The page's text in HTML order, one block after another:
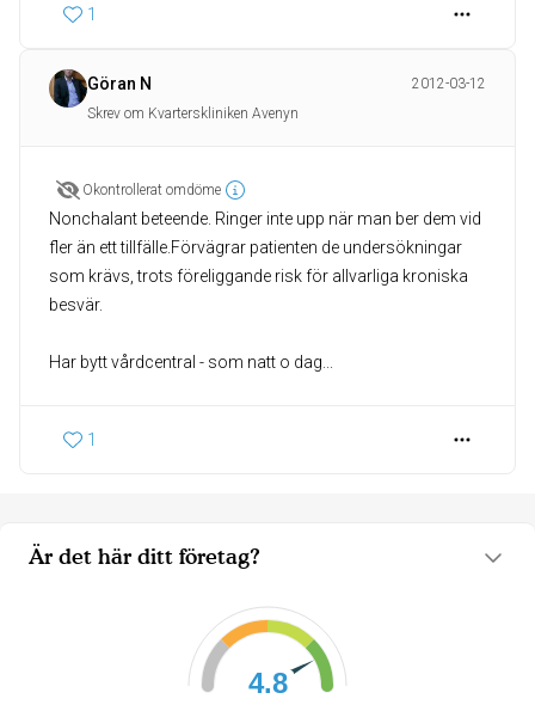
Är det här ditt företag?
4.8
1
Göran N
2012-03-12
Skrev om Kvarterskliniken Avenyn
Okontrollerat omdöme
Nonchalant beteende. Ringer inte upp när man ber dem vid
fler än ett tillfälle.Förvägrar patienten de undersökningar
som krävs, trots föreliggande risk för allvarliga kroniska
besvär.
Har bytt vårdcentral - som natt o dag...
1